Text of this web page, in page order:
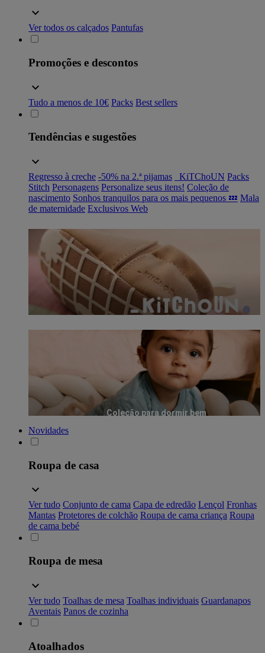
Ver todos os calçados Pantufas
Promoções e descontos
Tudo a menos de 10€ Packs Best sellers
Tendências e sugestões
Regresso à creche -50% na 2.ª pijamas _KiTChoUN Packs
Stitch Personagens Personalize seus itens! Coleção de
nascimento Sonhos tranquilos para os mais pequenos 💤 Mala
de maternidade Exclusivos Web
Coleção para dormir bem
Novidades
Roupa de casa
Ver tudo Conjunto de cama Capa de edredão Lençol Fronhas
Mantas Protetores de colchão Roupa de cama criança Roupa
de cama bebé
Roupa de mesa
Ver tudo Toalhas de mesa Toalhas individuais Guardanapos
Aventais Panos de cozinha
Atoalhados